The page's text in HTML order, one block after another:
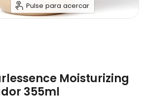
Pulse para acercar
Moisturizing
355ml